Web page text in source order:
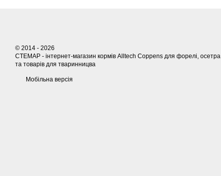
© 2014 - 2026
СТЕМАР - інтернет-магазин кормів Alltech Coppens для форелі, осетра
та товарів для тваринницва
Мобільна версія